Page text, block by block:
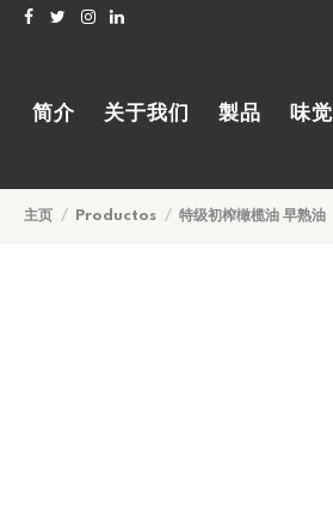
简介 关于我们 製品 味觉
主页 Productos 特级初榨橄榄油 早熟油